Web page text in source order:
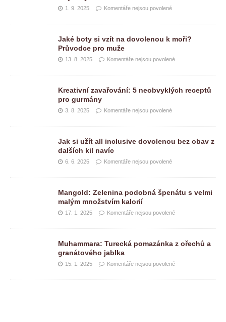
1. 9. 2025 Komentáře nejsou povolené
Jaké boty si vzít na dovolenou k moři?
Průvodce pro muže
13. 8. 2025 Komentáře nejsou povolené
Kreativní zavařování: 5 neobvyklých receptů
pro gurmány
3. 8. 2025 Komentáře nejsou povolené
Jak si užít all inclusive dovolenou bez obav z
dalších kil navíc
6. 6. 2025 Komentáře nejsou povolené
Mangold: Zelenina podobná špenátu s velmi
malým množstvím kalorií
17. 1. 2025 Komentáře nejsou povolené
Muhammara: Turecká pomazánka z ořechů a
granátového jablka
15. 1. 2025 Komentáře nejsou povolené